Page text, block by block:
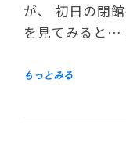
が、 初日の閉
を見てみると…